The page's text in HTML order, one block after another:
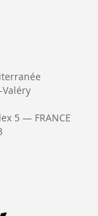
5 — FRANCE